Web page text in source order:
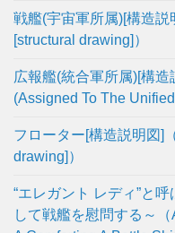
戦艦(宇宙軍所属)[構造
[structural drawing]）
広報艦(統合軍所属)[構
(Assigned To The
フローター[構造説明図]
drawing]）
“エレガント レディ”と
して戦艦を慰問する～